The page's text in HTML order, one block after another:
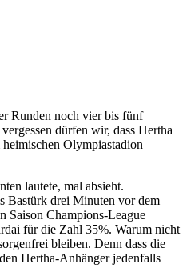
Runden noch vier bis fünf
dürfen wir, dass Hertha
Olympiastadion
lautete, mal absieht.
Bastürk drei Minuten vor dem
Saison Champions-League
für die Zahl 35%. Warum nicht
bleiben. Denn dass die
Hertha-Anhänger jedenfalls